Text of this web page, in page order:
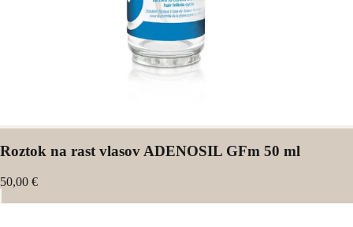
Roztok na rast vlasov ADENOSIL GFm 50 ml
50,00 €